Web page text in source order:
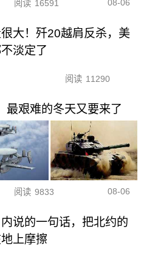
阅读 16591 08-06
大！歼20越肩反杀，美
淡定了
阅读 11290
最艰难的冬天又要来了
阅读 9833 08-06
说的一句话，把北约的
上摩擦